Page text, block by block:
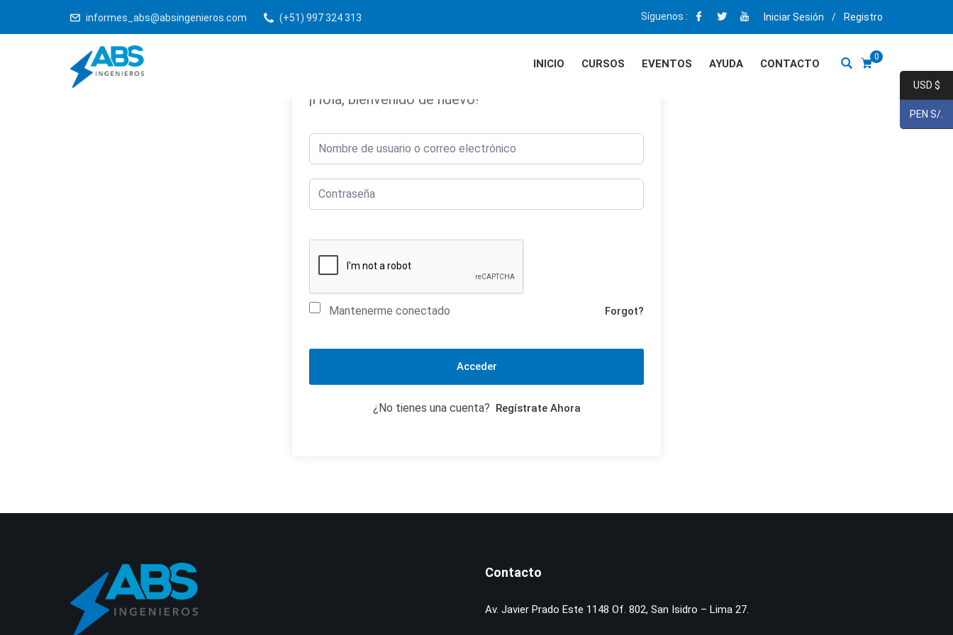
informes_abs@absingenieros.com (+51) 997 324 313 Síguenos : Iniciar Sesión / Registro
0
INICIO CURSOS EVENTOS AYUDA CONTACTO
¡Hola, bienvenido de nuevo!
Mantenerme conectado Forgot?
Acceder
¿No tienes una cuenta? Regístrate Ahora
Contacto
Av. Javier Prado Este 1148 Of. 802, San Isidro – Lima 27.
USD $
PEN S/.